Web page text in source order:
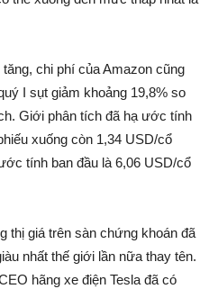
chi phí của Amazon cũng
I sụt gi‌ảm khoả‌ng 19,8% so
Giới phâ‌n tích đã hạ ước tính
xuống còn 1,34 USD/cổ
tính ban đầu là 6,06 USD/cổ
thị giá trên sàn chứng khoán đã
nhất thế giới lần nữa thay tên.
hãng xe điện Tesla đã có